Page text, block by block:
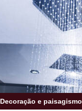
Decoração e paisagismo